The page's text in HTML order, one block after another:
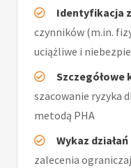
Identyfikacja
czynników (m.in.
uciążliwe i
Szczegółowe
szacowanie ryzyka
metodą PHA
Wykaz
zalecenia